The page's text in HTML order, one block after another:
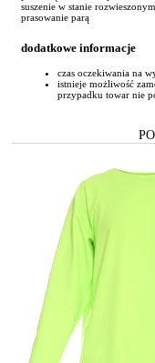
suszenie w stanie rozwieszonym
prasowanie parą
dodatkowe informacje
czas oczekiwania na
istnieje możliwość
przypadku towar nie